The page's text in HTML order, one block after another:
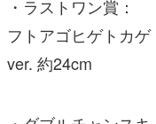
・ラストワン賞：
フトアゴヒゲトカ
ver. 約24cm